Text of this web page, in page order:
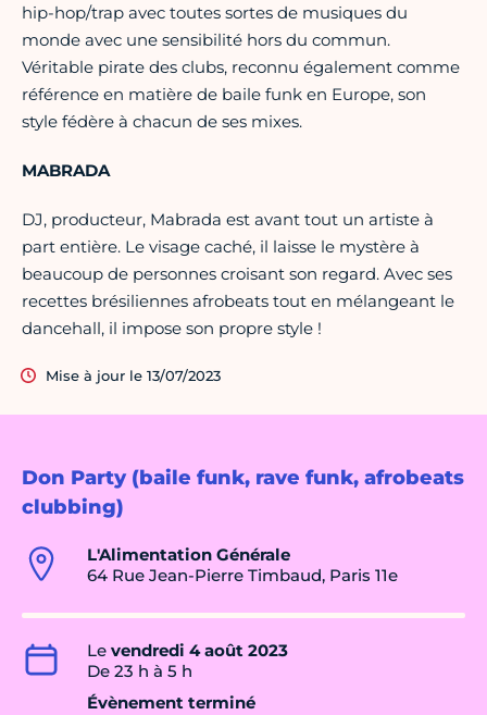
Don Party (baile funk, rave funk, afrobeats
clubbing)
L'Alimentation Générale
64 Rue Jean-Pierre Timbaud, Paris 11e
Le vendredi 4 août 2023
De 23 h à 5 h
Évènement terminé
hip-hop/trap avec toutes sortes de musiques du
monde avec une sensibilité hors du commun.
Véritable pirate des clubs, reconnu également comme
référence en matière de baile funk en Europe, son
style fédère à chacun de ses mixes.
MABRADA
DJ, producteur, Mabrada est avant tout un artiste à
part entière. Le visage caché, il laisse le mystère à
beaucoup de personnes croisant son regard. Avec ses
recettes brésiliennes afrobeats tout en mélangeant le
dancehall, il impose son propre style !
Mise à jour le 13/07/2023